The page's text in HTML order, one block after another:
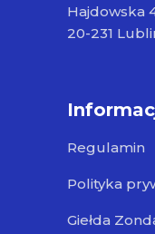
Hajdowska
20-231
Regulamin
Polityka
Giełda